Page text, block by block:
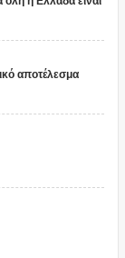
αποτέλεσμα